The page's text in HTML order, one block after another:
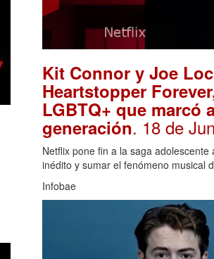
Kit Connor y Joe
Heartstopper
LGBTQ+ que marcó
generación. 18 de
Netflix pone fin a la saga adolescente
inédito y sumar el fenómeno musical
Infobae